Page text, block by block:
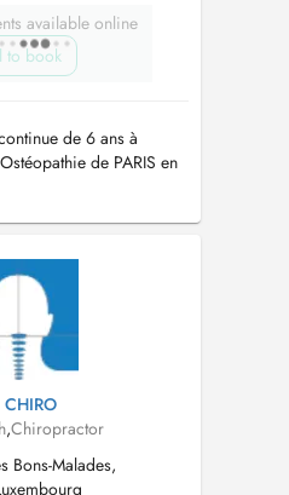
available online
to book
de 6 ans à
de PARIS en
ans dans un cabinet
en France,
2022 au sein du
kinésithérapie THE
CHIRO
,Chiropractor
Bons-Malades,